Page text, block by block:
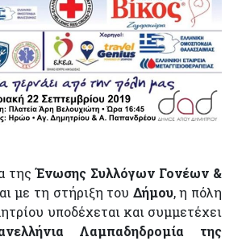
τηςΈνωσης Συλλόγων Γονέων &
με τη στήριξη του Δήμου, η πόλη
υποδέχεται και συμμετέχει
Λαμπαδηδρομία της